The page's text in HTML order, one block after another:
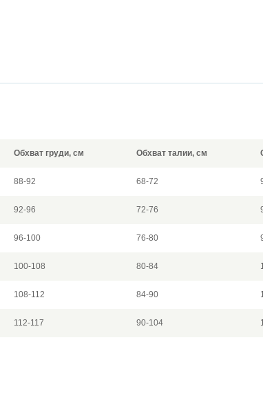
Обхват груди, см Обхват талии, см
88-92 68-72
92-96 72-76
96-100 76-80
100-108 80-84
108-112 84-90
112-117 90-104